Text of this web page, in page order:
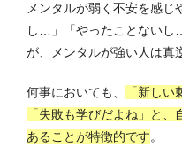
メンタルが弱く不安を感じ
し…」「やったことないし
が、メンタルが強い人は真
何事においても、
「新し
「失敗も学びだよね」と
あることが特徴的です。